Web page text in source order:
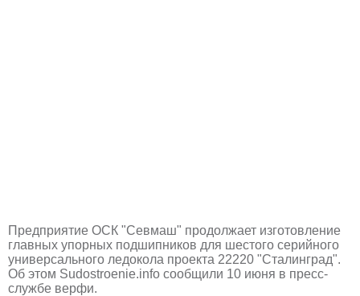
Предприятие ОСК "Севмаш" продолжает изготовление
главных упорных подшипников для шестого серийного
универсального ледокола проекта 22220 "Сталинград".
Об этом Sudostroenie.info сообщили 10 июня в пресс-
службе верфи.